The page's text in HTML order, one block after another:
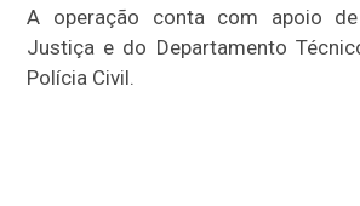
A operação conta com apoio
Justiça e do Departamento
Polícia Civil.